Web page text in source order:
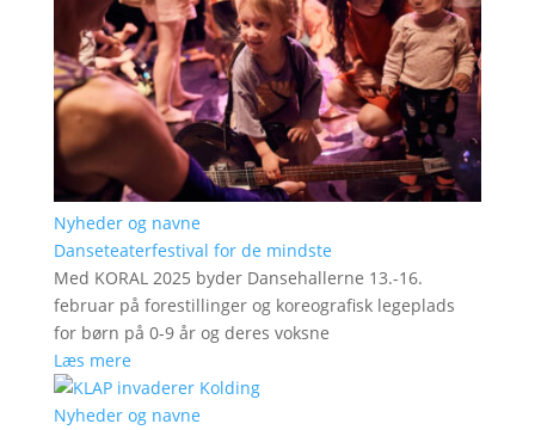
Nyheder og navne
Danseteaterfestival for de mindste
Med KORAL 2025 byder Dansehallerne 13.-16.
februar på forestillinger og koreografisk legeplads
for børn på 0-9 år og deres voksne
Læs mere
Nyheder og navne